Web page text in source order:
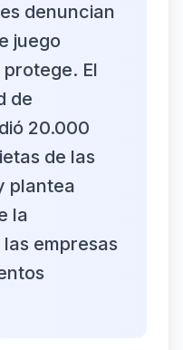
denuncian
juego
El
de
20.000
de las
plantea
la
empresas